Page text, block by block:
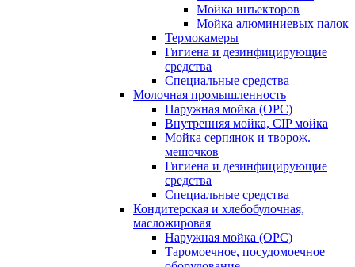
Мойка инъекторов
Мойка алюминиевых палок
Термокамеры
Гигиена и дезинфицирующие
средства
Специальные средства
Молочная промышленность
Наружная мойка (ОРС)
Внутренняя мойка, CIP мойка
Мойка серпянок и творож.
мешочков
Гигиена и дезинфицирующие
средства
Специальные средства
Кондитерская и хлебобулочная,
масложировая
Наружная мойка (ОРС)
Таромоечное, посудомоечное